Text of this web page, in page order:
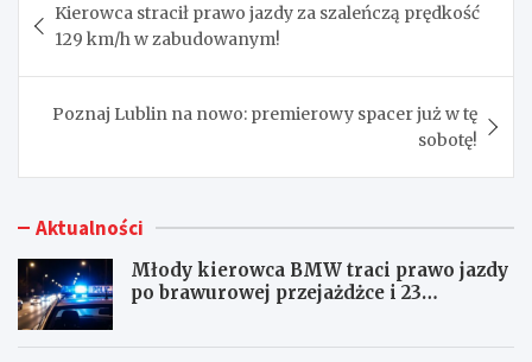
wpisu
Kierowca stracił prawo jazdy za szaleńczą prędkość
129 km/h w zabudowanym!
Poznaj Lublin na nowo: premierowy spacer już w tę
sobotę!
Aktualności
Młody kierowca BMW traci prawo jazdy
po brawurowej przejażdżce i 23